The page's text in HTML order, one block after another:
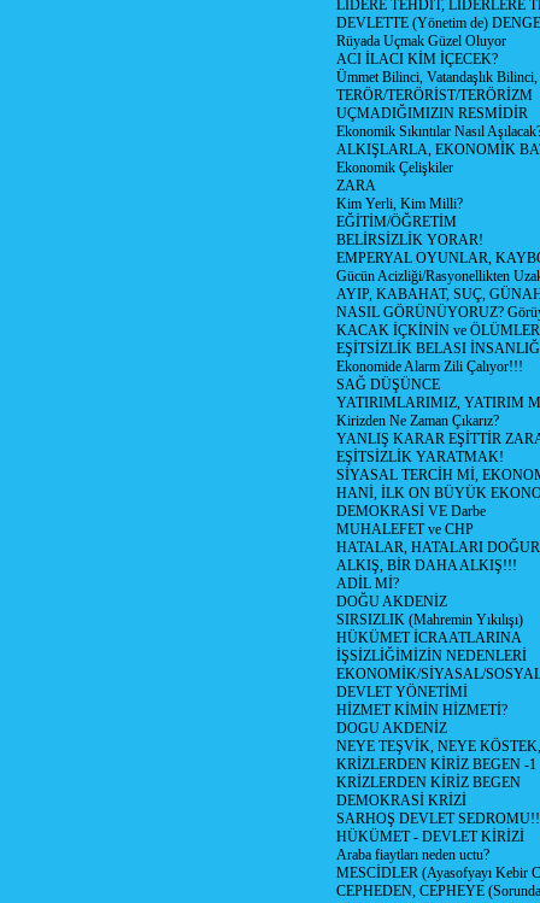
LİDERE TEHDİT, LİDERLERE
DEVLETTE (Yönetim de)
Rüyada Uçmak Güzel Oluyor
ACI İLACI KİM İÇECEK?
Ümmet Bilinci, Vatandaşlık
TERÖR/TERÖRİST/TERÖRİZM
UÇMADIĞIMIZIN RESMİDİR
Ekonomik Sıkıntılar Nasıl
ALKIŞLARLA, EKONOMİK
Ekonomik Çelişkiler
ZARA
Kim Yerli, Kim Milli?
EĞİTİM/ÖĞRETİM
BELİRSİZLİK YORAR!
EMPERYAL OYUNLAR,
Gücün Acizliği/Rasyonellikten
AYIP, KABAHAT, SUÇ,
NASIL GÖRÜNÜYORUZ?
KACAK İÇKİNİN ve
EŞİTSİZLİK BELASI
Ekonomide Alarm Zili Çalıyor!!!
SAĞ DÜŞÜNCE
YATIRIMLARIMIZ, YATIRIM
Kirizden Ne Zaman Çıkarız?
YANLIŞ KARAR EŞİTTİR
EŞİTSİZLİK YARATMAK!
SİYASAL TERCİH Mİ,
HANİ, İLK ON BÜYÜK
DEMOKRASİ VE Darbe
MUHALEFET ve CHP
HATALAR, HATALARI
ALKIŞ, BİR DAHA ALKIŞ!!!
ADİL Mİ?
DOĞU AKDENİZ
SIRSIZLIK (Mahremin Yıkılışı)
HÜKÜMET İCRAATLARINA
İŞSİZLİĞİMİZİN NEDENLERİ
EKONOMİK/SİYASAL/
DEVLET YÖNETİMİ
HİZMET KİMİN HİZMETİ?
DOGU AKDENİZ
NEYE TEŞVİK, NEYE
KRİZLERDEN KİRİZ BEGEN -1
KRİZLERDEN KİRİZ BEGEN
DEMOKRASİ KRİZİ
SARHOŞ DEVLET SEDROMU!!
HÜKÜMET - DEVLET KİRİZİ
Araba fiaytları neden uctu?
MESCİDLER (Ayasofyayı Kebir
CEPHEDEN, CEPHEYE